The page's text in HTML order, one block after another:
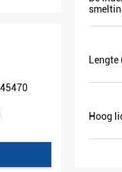
Lengte
Hoog